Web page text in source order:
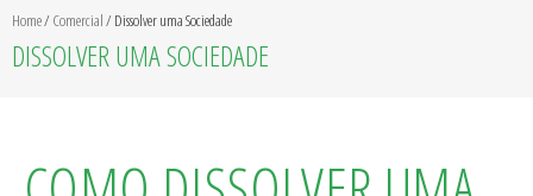
Home/ Comercial/ Dissolver uma Sociedade
DISSOLVER UMA SOCIEDADE